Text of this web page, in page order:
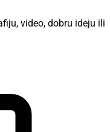
video, dobru ideju ili